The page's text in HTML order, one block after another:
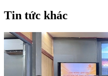
Tin tức khác